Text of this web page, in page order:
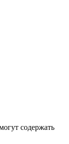
coдержать